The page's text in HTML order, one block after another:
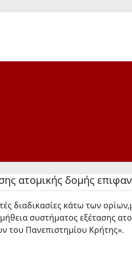
ατομικής δομής
διαδικασίες κάτω των
συστήματος εξέτασης
του Πανεπιστημίου Κρήτης».